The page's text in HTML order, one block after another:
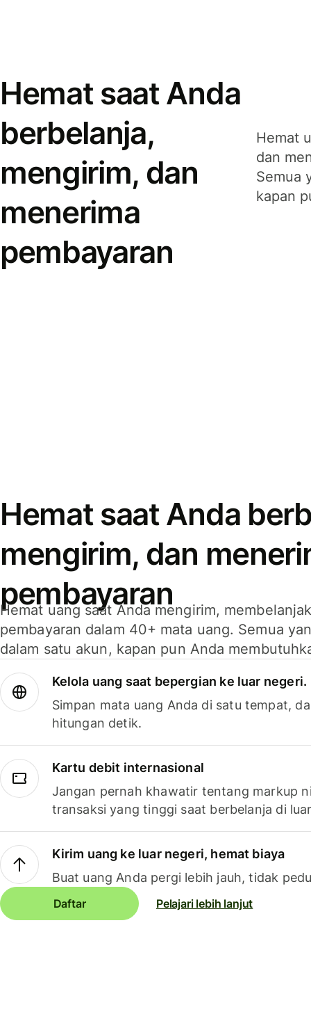
Hemat saat Anda
berbelanja,
mengirim, dan
menerima
pembayaran
Hemat
dan
Semua
kapan
Hemat saat Anda
mengirim, dan
pembayaran
Hemat uang saat Anda mengirim,
pembayaran dalam 40+ mata uang. Semua
dalam satu akun, kapan pun Anda
Kelola uang saat bepergian ke luar negeri.
Simpan mata uang Anda di satu tempat,
hitungan detik.
Kartu debit internasional
Jangan pernah khawatir tentang markup
transaksi yang tinggi saat berbelanja di
Kirim uang ke luar negeri, hemat biaya
Buat uang Anda pergi lebih jauh, tidak
Daftar Pelajari lebih lanjut